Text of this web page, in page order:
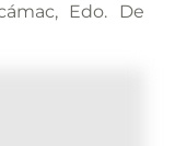
Edo. De